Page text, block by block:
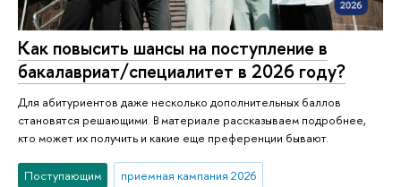
Как повысить шансы на поступление в
бакалавриат/специалитет в 2026 году?
Для абитуриентов даже несколько дополнительных баллов
становятся решающими. В материале рассказываем подробнее,
кто может их получить и какие еще преференции бывают.
Поступающим приемная кампания 2026